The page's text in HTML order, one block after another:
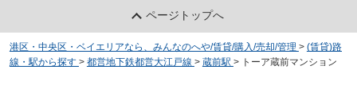
ページトップへ
港区・中央区・ベイエリアなら、みんなのへや/賃貸/購入/売却/管理 > (賃貸)路
線・駅から探す > 都営地下鉄都営大江戸線 > 蔵前駅 > トーア蔵前マンション